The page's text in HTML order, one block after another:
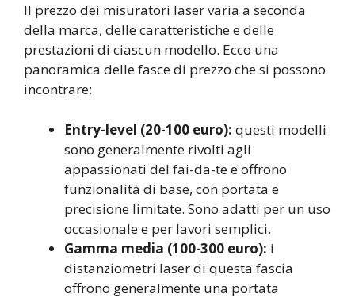
Il prezzo dei misuratori laser varia a seconda
della marca, delle caratteristiche e delle
prestazioni di ciascun modello. Ecco una
panoramica delle fasce di prezzo che si possono
incontrare:
Entry-level (20-100 euro): questi modelli
sono generalmente rivolti agli
appassionati del fai-da-te e offrono
funzionalità di base, con portata e
precisione limitate. Sono adatti per un uso
occasionale e per lavori semplici.
Gamma media (100-300 euro): i
distanziometri laser di questa fascia
offrono generalmente una portata